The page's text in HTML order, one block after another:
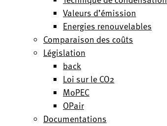
Valeurs d’émission
Energies renouvelables
Comparaison des coûts
Législation
back
Loi sur le CO2
MoPEC
OPair
Documentations